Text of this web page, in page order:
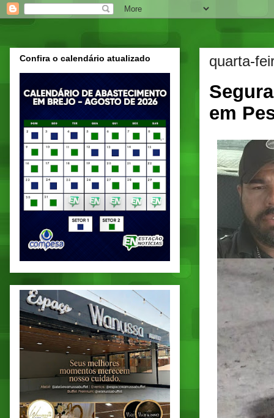
quarta-
em
Confira o calendário atualizado